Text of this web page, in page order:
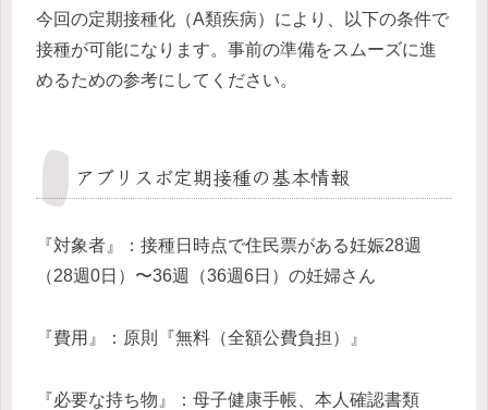
今回の定期接種化（A類疾病）により、以下の条件で
接種が可能になります。事前の準備をスムーズに進
めるための参考にしてください。
アブリスボ定期接種の基本情報
『対象者』：接種日時点で住民票がある妊娠28週
（28週0日）〜36週（36週6日）の妊婦さん
『費用』：原則『無料（全額公費負担）』
『必要な持ち物』：母子健康手帳、本人確認書類